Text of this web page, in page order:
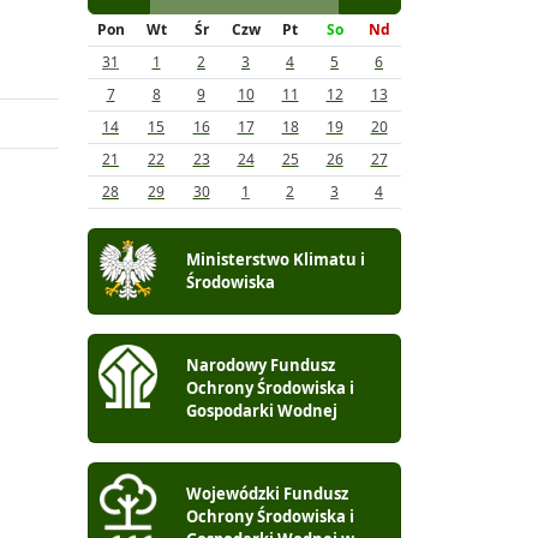
Pon
Wt Śr Czw Pt So
Nd
31
1 2 3 4 5
6
7
8 9 10 11 12
13
14
15 16 17 18 19
20
21
22 23 24 25 26
27
28
29 30 1 2 3 4
Ministerstwo Klimatu i
Środowiska
Narodowy Fundusz
Ochrony Środowiska i
Gospodarki Wodnej
Wojewódzki Fundusz
Ochrony Środowiska i